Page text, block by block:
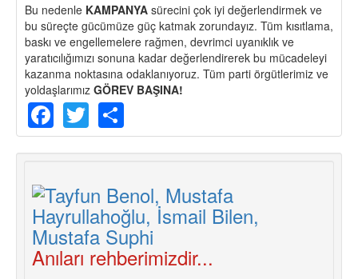
Bu nedenle KAMPANYA sürecini çok iyi değerlendirmek ve
bu süreçte gücümüze güç katmak zorundayız. Tüm kısıtlama,
baskı ve engellemelere rağmen, devrimci uyanıklık ve
yaratıcılığımızı sonuna kadar değerlendirerek bu mücadeleyi
kazanma noktasına odaklanıyoruz. Tüm parti örgütlerimiz ve
yoldaşlarımız GÖREV BAŞINA!
Facebook
Twitter
Anıları rehberimizdir...